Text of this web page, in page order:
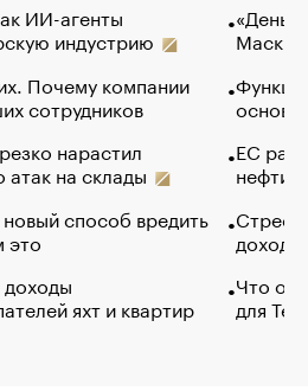
ИИ-агенты
индустрию
Почему компании
сотрудников
нарастил
на склады
способ вредить
это
доходы
яхт и квартир
Маск в
основ
ЕС
нефти
Что
для